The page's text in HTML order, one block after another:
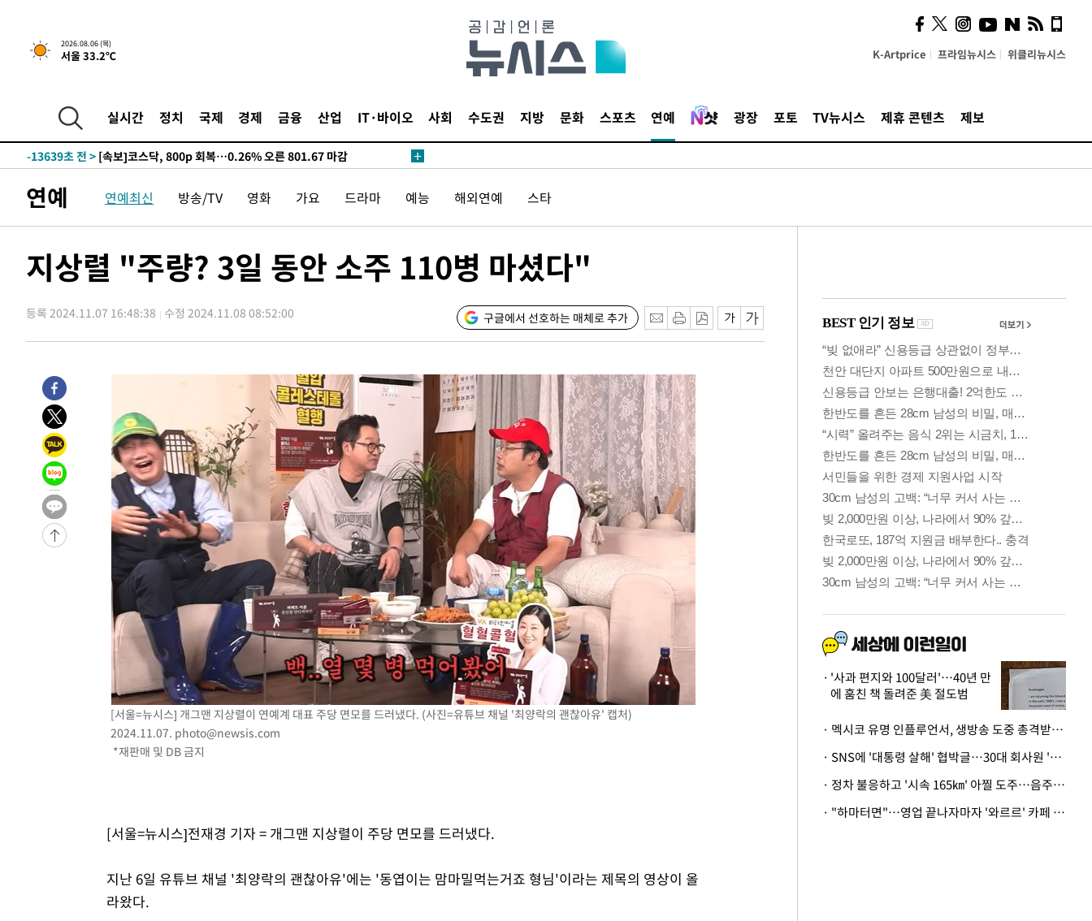
2026.08.06 (목)
서울 33.2℃ K-Artprice 프라임뉴시스 위클리뉴시스
실시간 정치 국제 경제 금융 산업 IT·바이오 사회 수도권 지방 문화 스포츠 연예 광장 포토 TV뉴시스 제휴 콘텐츠 제보
-18653초 전 >[속보]7~9일 프로야구 3연전도 폭염 취소…11일 재개
-18315초 전 >"韓 외환시장 개입 관측 배경엔 美의 대한국 무역적자 있어"
-17982초 전 >
서울 낮 37.9도, 올여름 최고치 경신…영등포 순간 '40도'
-17544초 전 >
-13639초 전 > [속보]코스닥, 800p 회복…0.26% 오른 801.67 마감
-13434초 전 >
[속보]원·달러 환율, 0.7원 내린 1423.8원 마감
-11033초 전 >"여기 떨어졌다"…다누리, 스페이스X 로켓 달 충돌 흔적 포착
-679초 전 > 내일까지 39도 '펄펄'…기상청 "태풍 지나며 폭염 잠시 꺾인다"
-294초 전 >"美간섭에 합의 지연"…트럼프, '이란 호르무즈 통제권' 수용할까
53분 전 >[속보]산업장관 "李정부, 원전 반대 안해…안정 전력 위해 불가피"
-21734초 전 >
[속보]합참 "北 발사체는 단거리탄도미사일…감시·경계태세 강
-21482초 전 >
日방위성, 北이 동해로 쏜 발사체는 탄도미사일 가능성
-19912초 전 >
[속보] SKT, 에이닷 서비스 장애 발생…"원인 파악 중"
-19318초 전 >
[속보]합참 "북, 동해상으로 미상 발사체 발사"
-18714초 전 >
'낮 최고 39도' 불볕더위…한밤 열대야도 계속[내일날씨]
-18673초 전 >
[속보]7~9일 프로야구 3연전도 폭염 취소…11일 재개
-18335초 전 >
"韓 외환시장 개입 관측 배경엔 美의 대한국 무역적자 있어"
-18162초 전 >
'월드컵 탈락 후폭풍' 축구협회…초유의 압수수색에 '충격·당황'
서울 낮 37.9도, 올여름 최고치 경신…영등포 순간 '40도'
[속보]종합특검, 대검 추가 압수수색…내란 중요임무종사 혐의
[속보]코스닥, 800p 회복…0.26% 오른 801.67 마감
[속보]코스피, 301.88포인트(4.58%) 내린 6296.38 마감
[속보]원·달러 환율, 0.7원 내린 1423.8원 마감
"여기 떨어졌다"…다누리, 스페이스X 로켓 달 충돌 흔적 포착
손흥민, 5경기 연속골 실패…LAFC는 승부차기 끝 과달라하라 격파
내일까지 39도 '펄펄'…기상청 "태풍 지나며 폭염 잠시 꺾인다"
트럼프, 한국계 진보 주지사 후보 맹공…"공산주의가 최대 위협"
연예 연예최신 방송/TV 영화 가요 드라마 예능 해외연예 스타
지상렬 "주량? 3일 동안 소주 110병 마셨다"
등록 2024.11.07 16:48:38 수정 2024.11.08 08:52:00 구글에서 선호하는 매체로 추가
[서울=뉴시스] 개그맨 지상렬이 연예계 대표 주당 면모를 드러냈다. (사진=유튜브 채널 '최양락의 괜찮아유' 캡처)
2024.11.07. photo@newsis.com
*재판매 및 DB 금지
[서울=뉴시스]전재경 기자 = 개그맨 지상렬이 주당 면모를 드러냈다.
지난 6일 유튜브 채널 '최양락의 괜찮아유'에는 '동엽이는 맘마밀먹는거죠 형님'이라는 제목의 영상이 올
라왔다.
의견, 국토부·LH에 충실히
전달할 것"
'사과 편지와 100달러'…40년 만
에 훔친 책 돌려준 美 절도범
· 멕시코 유명 인플루언서, 생방송 도중 총격받아 사망
· SNS에 '대통령 살해' 협박글…30대 회사원 '불구속 송치'
· 정차 불응하고 '시속 165㎞' 아찔 도주…음주운전자 체포
· "하마터면"…영업 끝나자마자 '와르르' 카페 테라스 덮친 대리석 외벽